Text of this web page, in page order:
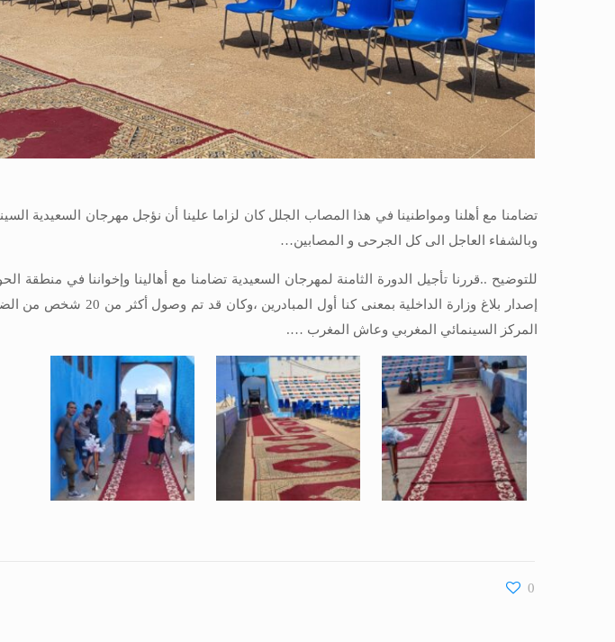
تضامنا مع أهلنا ومواطنينا في هذا المصاب الجلل كان لزاما علينا أن نؤجل مهرجان السعيدية
وبالشفاء العاجل الى كل الجرحى و المصابين…
إصدار بلاغ وزارة الداخلية
المركز السينمائي المغربي وعاش المغرب ….
0